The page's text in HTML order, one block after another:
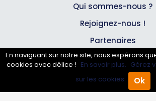
Annuaire Pro Agenda
Qui sommes-nous ?
Rejoignez-nous !
Partenaires
Professionnels
En naviguant sur notre site, nous espérons
cookies avec délice ! En savoir plus. Gérez
sur les cookies.
Ok